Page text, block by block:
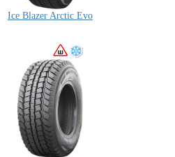
Ice Blazer Arctic Evo